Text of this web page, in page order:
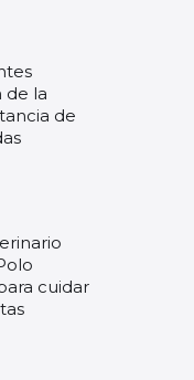
de la
de
cuidar